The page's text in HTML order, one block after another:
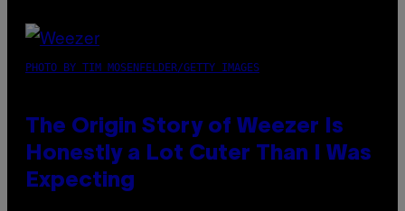
PHOTO BY TIM MOSENFELDER/GETTY IMAGES
The Origin Story of Weezer Is
Honestly a Lot Cuter Than I Was
Expecting